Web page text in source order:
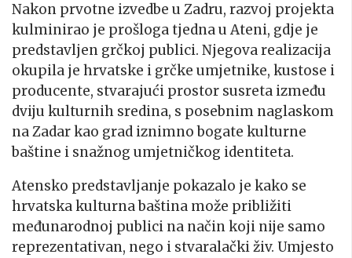
Nakon prvotne izvedbe u Zadru, razvoj projekta
kulminirao je prošloga tjedna u Ateni, gdje je
predstavljen grčkoj publici. Njegova realizacija
okupila je hrvatske i grčke umjetnike, kustose i
producente, stvarajući prostor susreta između
dviju kulturnih sredina, s posebnim naglaskom
na Zadar kao grad iznimno bogate kulturne
baštine i snažnog umjetničkog identiteta.
Atensko predstavljanje pokazalo je kako se
hrvatska kulturna baština može približiti
međunarodnoj publici na način koji nije samo
reprezentativan, nego i stvaralački živ. Umjesto